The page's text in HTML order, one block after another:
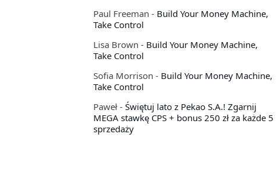
Paul Freeman - Build Your Money Machine,
Take Control
Lisa Brown - Build Your Money Machine,
Take Control
Sofia Morrison - Build Your Money Machine,
Take Control
Paweł- Świętuj lato z Pekao S.A.! Zgarnij
MEGA stawkę CPS + bonus 250 zł za każde 5
sprzedaży